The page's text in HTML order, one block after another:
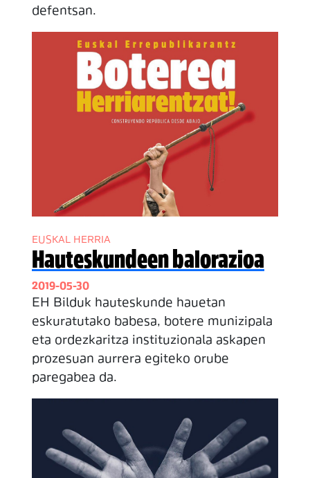
defentsan.
EUSKAL HERRIA
Hauteskundeen balorazioa
2019-05-30
EH Bilduk hauteskunde hauetan
eskuratutako babesa, botere munizipala
eta ordezkaritza instituzionala askapen
prozesuan aurrera egiteko orube
paregabea da.